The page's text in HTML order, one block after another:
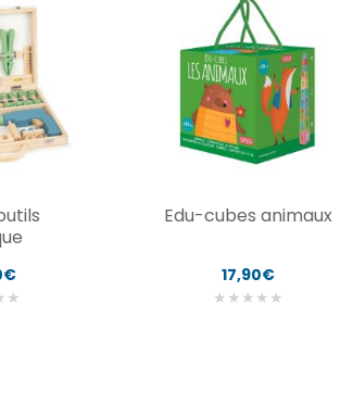
★
Edu-cubes animaux
17,90€
★ ★ ★ ★ ★